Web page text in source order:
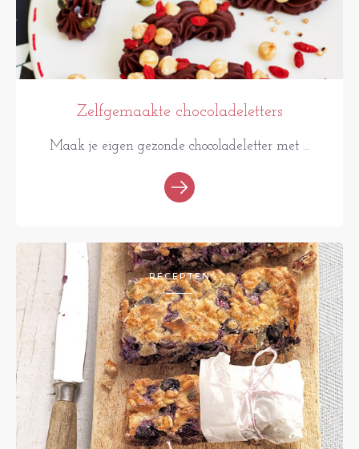
Zelfgemaakte chocoladeletters
Maak je eigen gezonde chocoladeletter met ...
RECEPTEN